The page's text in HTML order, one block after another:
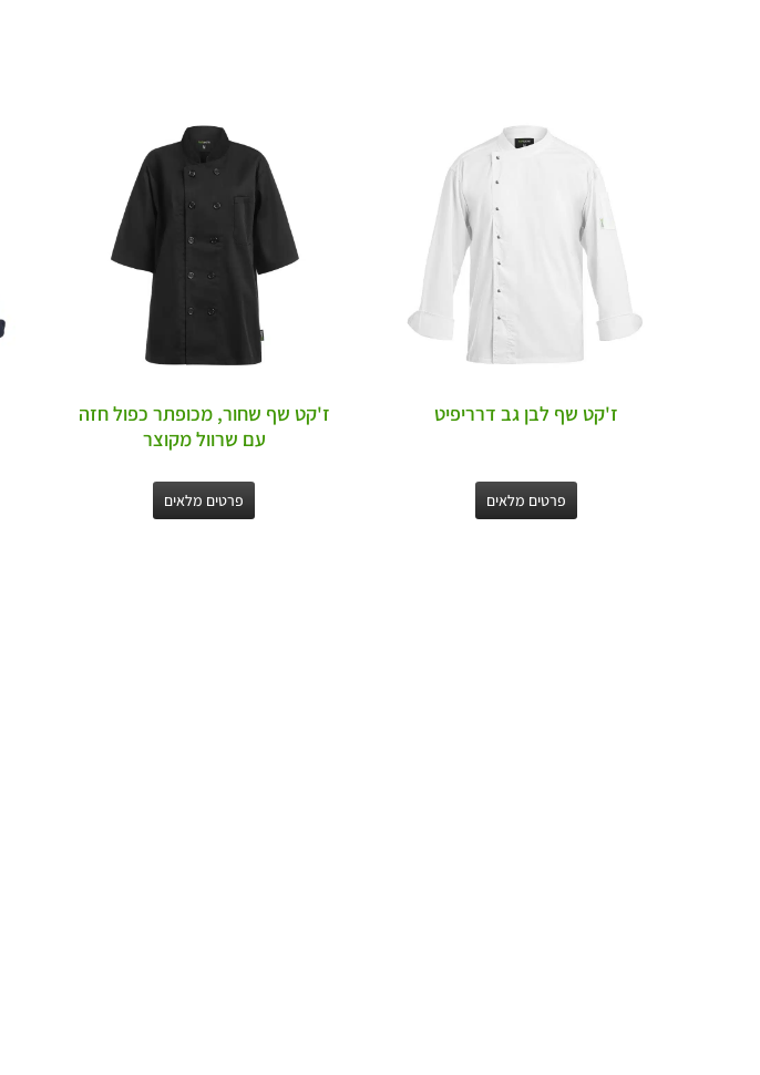
ז'קט שף לבן גב דרריפיט
פרטים מלאים
ז'קט שף שחור, מכופתר כפול חזה
עם שרוול מקוצר
פרטים מלאים